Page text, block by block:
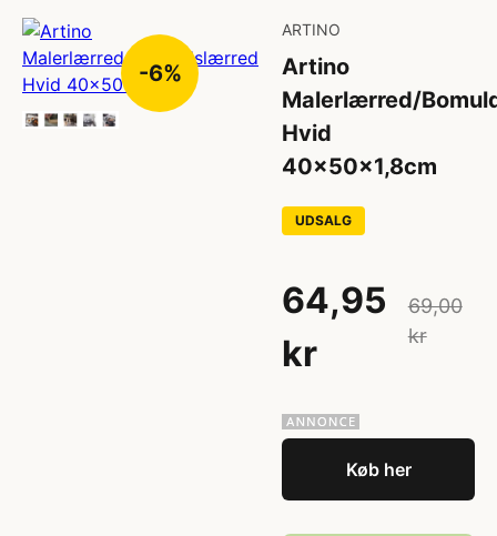
-6%
ARTINO
Artino
Malerlærred/
Hvid
40x50x1,8cm
UDSALG
64,95
kr
69,00
kr
Køb her